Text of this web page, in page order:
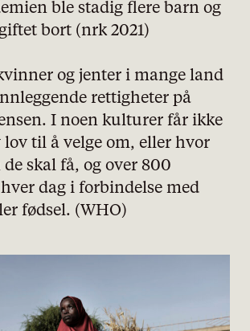
ble stadig flere barn og
bort (nrk 2021)
og jenter i mange land
rettigheter på
I noen kulturer får ikke
til å velge om, eller hvor
skal få, og over 800
dag i forbindelse med
fødsel. (WHO)